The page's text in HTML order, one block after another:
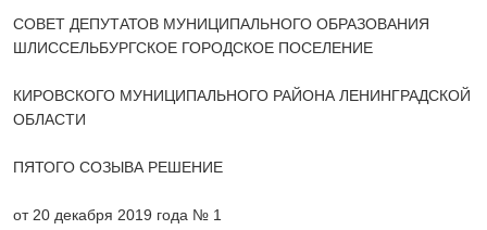
СОВЕТ ДЕПУТАТОВ МУНИЦИПАЛЬНОГО ОБРАЗОВАНИЯ
ШЛИССЕЛЬБУРГСКОЕ ГОРОДСКОЕ ПОСЕЛЕНИЕ
КИРОВСКОГО МУНИЦИПАЛЬНОГО РАЙОНА ЛЕНИНГРАДСКОЙ
ОБЛАСТИ
ПЯТОГО СОЗЫВА РЕШЕНИЕ
от 20 декабря 2019 года № 1